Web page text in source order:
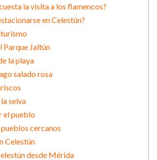
la visita a los flamencos?
en Celestún?
Parque Jaltún
la playa
salado rosa
selva
el pueblo
cercanos
Celestún
desde Mérida